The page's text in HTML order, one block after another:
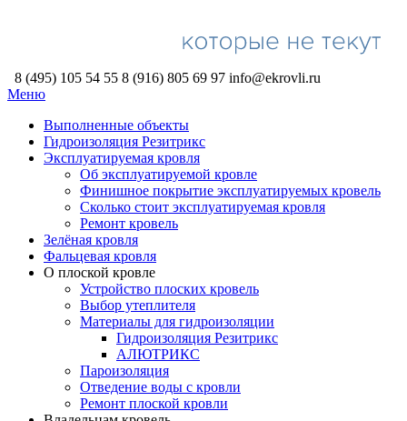
8 (495) 105 54 55 8 (916) 805 69 97 info@ekrovli.ru
Меню
Выполненные объекты
Гидроизоляция Резитрикс
Эксплуатируемая кровля
Об эксплуатируемой кровле
Финишное покрытие эксплуатируемых кровель
Сколько стоит эксплуатируемая кровля
Ремонт кровель
Зелёная кровля
Фальцевая кровля
О плоской кровле
Устройство плоских кровель
Выбор утеплителя
Материалы для гидроизоляции
Гидроизоляция Резитрикс
АЛЮТРИКС
Пароизоляция
Отведение воды с кровли
Ремонт плоской кровли